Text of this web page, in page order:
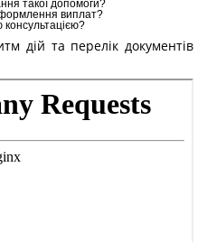
такої допомоги?
виплат?
дій та перелік документів